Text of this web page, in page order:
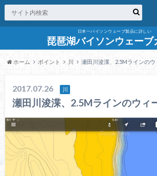
日本一バイソンウェーブ製品に詳しい
琵琶湖バイソンウェーブ
ホーム ポイント 川 瀬田川浚渫、2.5Mラインのウ
2017.07.26 川
瀬田川浚渫、2.5Mラインのウィ